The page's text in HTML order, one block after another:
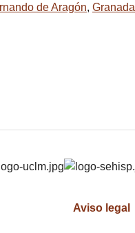
de Aragón, Granada
Aviso legal